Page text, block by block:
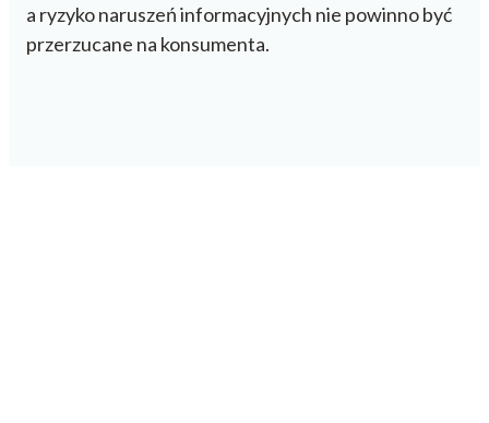
a ryzyko naruszeń informacyjnych nie powinno być
przerzucane na konsumenta.